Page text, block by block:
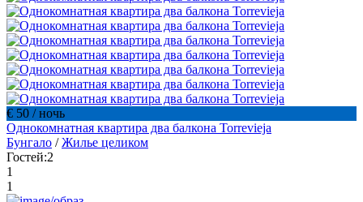
€ 50 / ночь
Однокомнатная квартира два балкона Torrevieja
Бунгало /Жилье целиком
Гостей:2
1
1